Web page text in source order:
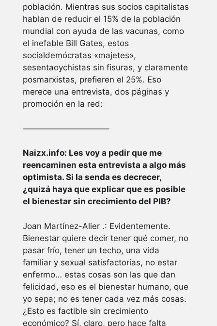
población. Mientras sus socios capitalistas
hablan de reducir el 15% de la población
mundial con ayuda de las vacunas, como
el inefable Bill Gates, estos
socialdemócratas «majetes»,
sesentaoychistas sin fisuras, y claramente
posmarxistas, prefieren el 25%. Eso
merece una entrevista, dos páginas y
promoción en la red:
——————————–
Naizx.info: Les voy a pedir que me
reencaminen esta entrevista a algo más
optimista. Si la senda es decrecer,
¿quizá haya que explicar que es posible
el bienestar sin crecimiento del PIB?
Joan Martínez-Alier .: Evidentemente.
Bienestar quiere decir tener qué comer, no
pasar frío, tener un techo, una vida
familiar y sexual satisfactorias, no estar
enfermo… estas cosas son las que dan
felicidad, eso es el bienestar humano, que
yo sepa; no es tener cada vez más cosas.
¿Esto es factible sin crecimiento
económico? Sí, claro, pero hace falta